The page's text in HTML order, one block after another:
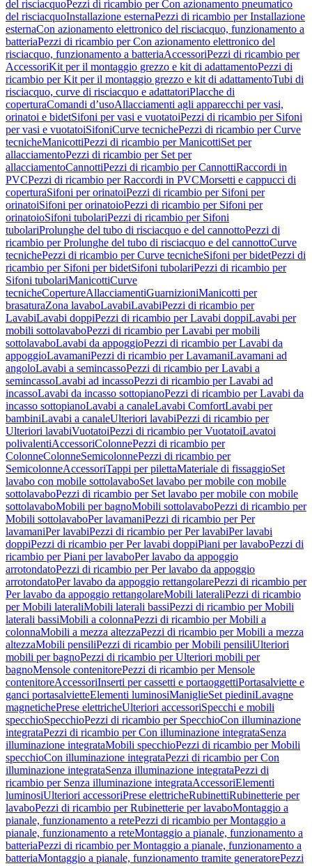
del risciacquoPezzi di ricambio per Con azionamento pneumatico
del risciacquoInstallazione esternaPezzi di ricambio per Installazione
esternaCon azionamento elettronico del risciacquo, funzionamento a
batteriaPezzi di ricambio per Con azionamento elettronico del
risciacquo, funzionamento a batteriaAccessoriPezzi di ricambio per
AccessoriKit per il montaggio grezzo e kit di adattamentoPezzi di
ricambio per Kit per il montaggio grezzo e kit di adattamentoTubi di
risciacquo, curve di risciacquo e adattatoriPlacche di
coperturaComandi d’usoAllacciamenti agli apparecchi per vasi,
orinatoi e bidetSifoni per vasi e vuotatoiPezzi di ricambio per Sifoni
per vasi e vuotatoiSifoniCurve tecnichePezzi di ricambio per Curve
tecnicheManicottiPezzi di ricambio per ManicottiSet per
allacciamentoPezzi di ricambio per Set per
allacciamentoCannottiPezzi di ricambio per CannottiRaccordi in
PVCPezzi di ricambio per Raccordi in PVCMorsetti e cappucci di
coperturaSifoni per orinatoiPezzi di ricambio per Sifoni per
orinatoiSifoni per orinatoioPezzi di ricambio per Sifoni per
orinatoioSifoni tubolariPezzi di ricambio per Sifoni
tubolariProlunghe del tubo di risciacquo e del cannottoPezzi di
ricambio per Prolunghe del tubo di risciacquo e del cannottoCurve
tecnichePezzi di ricambio per Curve tecnicheSifoni per bidetPezzi di
ricambio per Sifoni per bidetSifoni tubolariPezzi di ricambio per
Sifoni tubolariManicottiCurve
tecnicheCopertureAllacciamentiGuarnizioniManicotti per
brasaturaZona lavaboLavabiLavabiPezzi di ricambio per
LavabiLavabi doppiPezzi di ricambio per Lavabi doppiLavabi per
mobili sottolavaboPezzi di ricambio per Lavabi per mobili
sottolavaboLavabi da appoggioPezzi di ricambio per Lavabi da
appoggioLavamaniPezzi di ricambio per LavamaniLavamani ad
angoloLavabi a semincassoPezzi di ricambio per Lavabi a
semincassoLavabi ad incassoPezzi di ricambio per Lavabi ad
incassoLavabi da incasso sottopianoPezzi di ricambio per Lavabi da
incasso sottopianoLavabi a canaleLavabi ComfortLavabi per
bambiniLavabi a canaleUlteriori lavabiPezzi di ricambio per
Ulteriori lavabiVuotatoiPezzi di ricambio per VuotatoiLavatoi
polivalentiAccessoriColonnePezzi di ricambio per
ColonneColonneSemicolonnePezzi di ricambio per
SemicolonneAccessoriTappi per pilettaMateriale di fissaggioSet
lavabo con mobile sottolavaboSet lavabo per mobile con mobile
sottolavaboPezzi di ricambio per Set lavabo per mobile con mobile
sottolavaboMobili per bagnoMobili sottolavaboPezzi di ricambio per
Mobili sottolavaboPer lavamaniPezzi di ricambio per Per
lavamaniPer lavabiPezzi di ricambio per Per lavabiPer lavabi
doppiPezzi di ricambio per Per lavabi doppiPiani per lavaboPezzi di
ricambio per Piani per lavaboPer lavabo da appoggio
arrotondatoPezzi di ricambio per Per lavabo da appoggio
arrotondatoPer lavabo da appoggio rettangolarePezzi di ricambio per
Per lavabo da appoggio rettangolareMobili lateraliPezzi di ricambio
per Mobili lateraliMobili laterali bassiPezzi di ricambio per Mobili
laterali bassiMobili a colonnaPezzi di ricambio per Mobili a
colonnaMobili a mezza altezzaPezzi di ricambio per Mobili a mezza
altezzaMobili pensiliPezzi di ricambio per Mobili pensiliUlteriori
mobili per bagnoPezzi di ricambio per Ulteriori mobili per
bagnoMensole contenitorePezzi di ricambio per Mensole
contenitoreAccessoriInserti per cassetti e portaoggettiPortasalviette e
ganci portasalvietteElementi luminosiManiglieSet piediniLavagne
magnetichePrese elettricheUlteriori accessoriSpecchi e mobili
specchioSpecchioPezzi di ricambio per SpecchioCon illuminazione
integrataPezzi di ricambio per Con illuminazione integrataSenza
illuminazione integrataMobili specchioPezzi di ricambio per Mobili
specchioCon illuminazione integrataPezzi di ricambio per Con
illuminazione integrataSenza illuminazione integrataPezzi di
ricambio per Senza illuminazione integrataAccessoriElementi
luminosiUlteriori accessoriPrese elettricheRubinettiRubinetterie per
lavaboPezzi di ricambio per Rubinetterie per lavaboMontaggio a
pianale, funzionamento a retePezzi di ricambio per Montaggio a
pianale, funzionamento a reteMontaggio a pianale, funzionamento a
batteriaPezzi di ricambio per Montaggio a pianale, funzionamento a
batteriaMontaggio a pianale, funzionamento tramite generatorePezzi